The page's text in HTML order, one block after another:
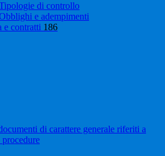
di controllo
e adempimenti
e contratti 186
di carattere generale riferiti a
procedure